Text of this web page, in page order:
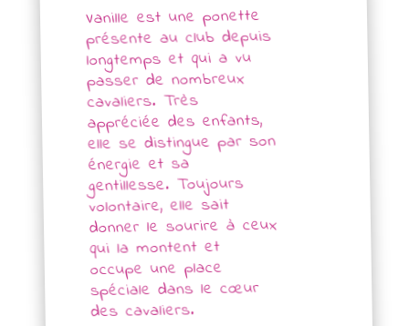
Vanille est une ponette
présente au club depuis
longtemps et qui a vu
passer de nombreux
cavaliers. Très
appréciée des enfants,
elle se distingue par son
énergie et sa
gentillesse. Toujours
volontaire, elle sait
donner le sourire à ceux
qui la montent et
occupe une place
spéciale dans le cœur
des cavaliers.